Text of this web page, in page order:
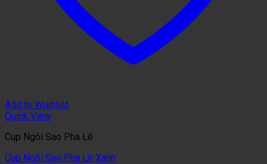
Add to Wishlist
Quick View
Cup Ngôi Sao Pha Lê
Cup Ngôi Sao Pha Lê Xanh